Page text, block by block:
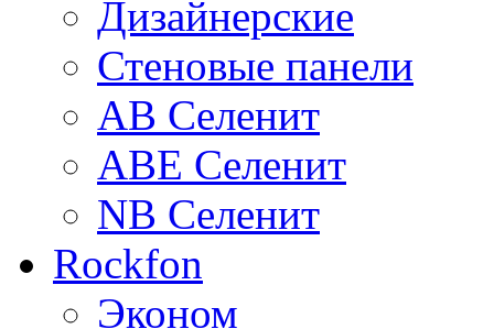
Дизайнерские
Стеновые панели
AB Селенит
ABE Селенит
NB Селенит
Rockfon
Эконом